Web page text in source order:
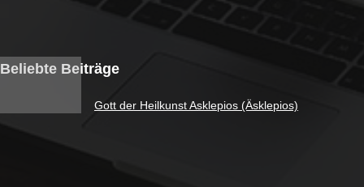
Beliebte Beiträge
Gott der Heilkunst Asklepios (Äsklepios)